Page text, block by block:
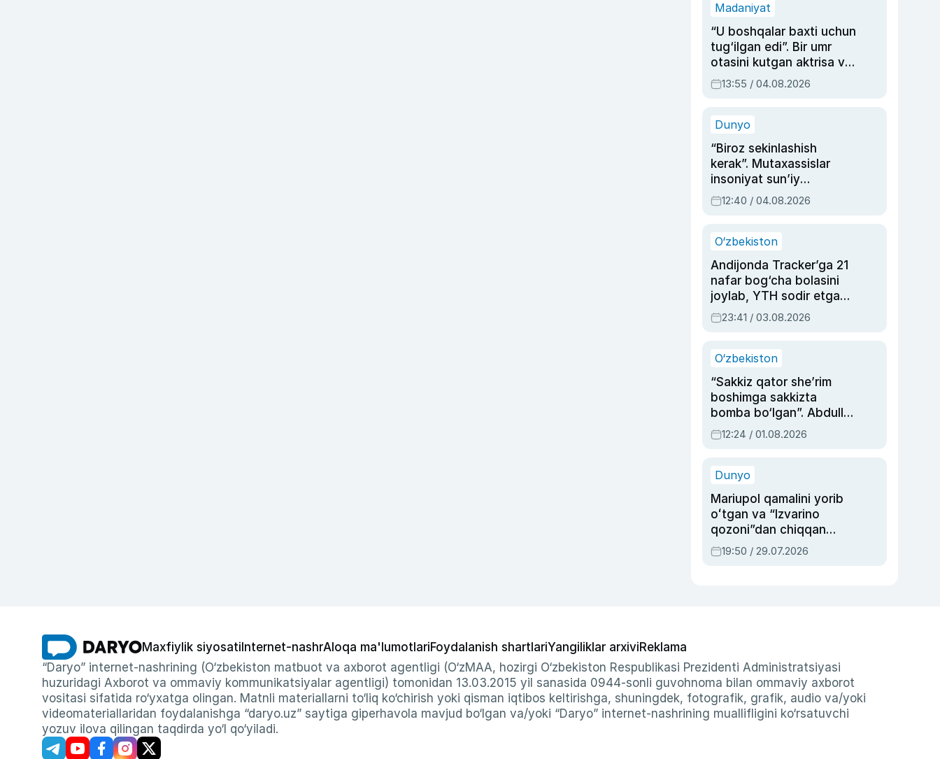
Madaniyat
“U boshqalar baxti uchun
tug‘ilgan edi”. Bir umr
otasini kutgan aktrisa va
dublyaj ustasi Rimma
Ahmedovaning
13:55 / 04.08.2026
Dunyo
“Biroz sekinlashish
kerak”. Mutaxassislar
insoniyat sun’iy
intellektni boshqara
olmay qolishidan xavotir
12:40 / 04.08.2026
O‘zbekiston
Andijonda Tracker’ga 21
nafar bog‘cha bolasini
joylab, YTH sodir etgan
ayolga sud hukmi o‘qildi
23:41 / 03.08.2026
O‘zbekiston
“Sakkiz qator she’rim
boshimga sakkizta
bomba bo‘lgan”. Abdulla
Oripovni siyosiy
ayblovlardan asrab
12:24 / 01.08.2026
Dunyo
Mariupol qamalini yorib
oʻtgan va “Izvarino
qozoni”dan chiqqan
qahramon — Ukraina
armiyasi bosh
19:50 / 29.07.2026
Maxfiylik siyosati Internet-nashrAloqa ma'lumotlariFoydalanish shartlariYangiliklar arxiviReklama
“Daryo” internet-nashrining (O‘zbekiston matbuot va axborot agentligi (O‘zMAA, hozirgi O‘zbekiston Respublikasi Prezidenti Administratsiyasi
huzuridagi Axborot va ommaviy kommunikatsiyalar agentligi) tomonidan 13.03.2015 yil sanasida 0944-sonli guvohnoma bilan ommaviy axborot
vositasi sifatida ro‘yxatga olingan. Matnli materiallarni to‘liq ko‘chirish yoki qisman iqtibos keltirishga, shuningdek, fotografik, grafik, audio va/yoki
videomateriallaridan foydalanishga “daryo.uz” saytiga giperhavola mavjud bo‘lgan va/yoki “Daryo” internet-nashrining muallifligini ko‘rsatuvchi
yozuv ilova qilingan taqdirda yo‘l qo‘yiladi.